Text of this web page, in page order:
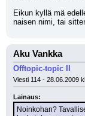
Eikun kyllä mä
naisen nimi, tai
Aku Vankka
Offtopic-topic II
Viesti 114 - 28.06.2009
Lainaus:
Noinkohan?